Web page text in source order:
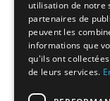
utilisation de notre
partenaires de
peuvent les
informations que
qu'ils ont
de leurs services.